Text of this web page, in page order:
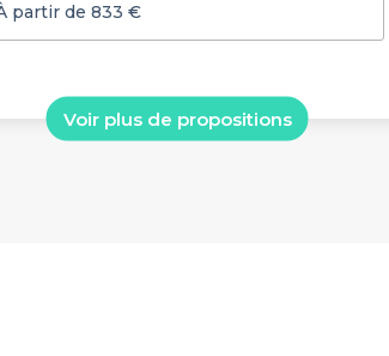
partir de 833 €
Voir plus de propositions